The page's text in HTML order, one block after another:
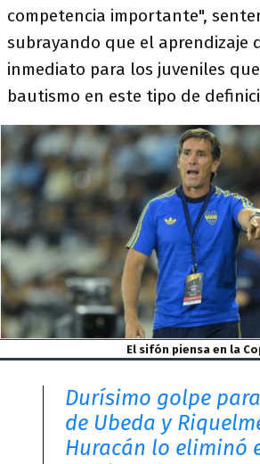
competencia importante",
subrayando que el aprendizaje
inmediato para los juveniles
bautismo en este tipo de
El sifón piensa en la
Durísimo golpe
de Ubeda y
Huracán lo eliminó